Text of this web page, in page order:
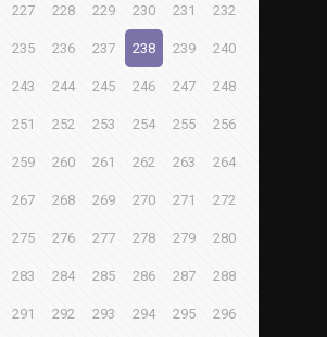
227 228 229 230 231 232
235 236 237 238 239 240
243 244 245 246 247 248
251 252 253 254 255 256
259 260 261 262 263 264
267 268 269 270 271 272
275 276 277 278 279 280
283 284 285 286 287 288
291 292 293 294 295 296